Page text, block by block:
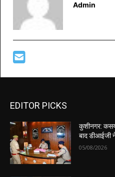
Admin
EDITOR PICKS
कुशीनगर:
बाद डीआईजी
05/08/2026